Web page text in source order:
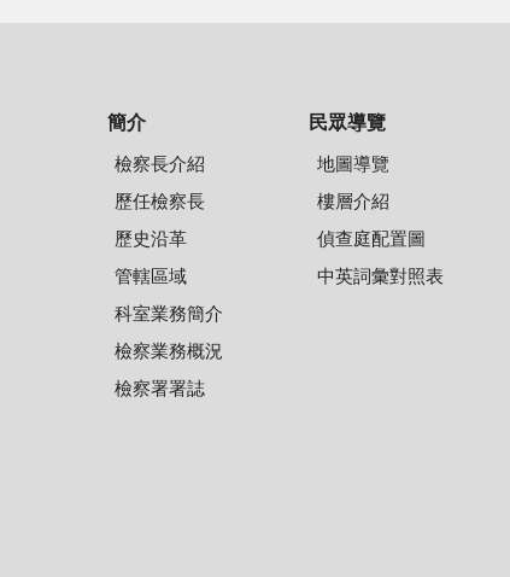
簡介
檢察長介紹
歷任檢察長
歷史沿革
管轄區域
科室業務簡介
檢察業務概況
檢察署署誌
民眾導覽
地圖導覽
樓層介紹
偵查庭配置圖
中英詞彙對照表